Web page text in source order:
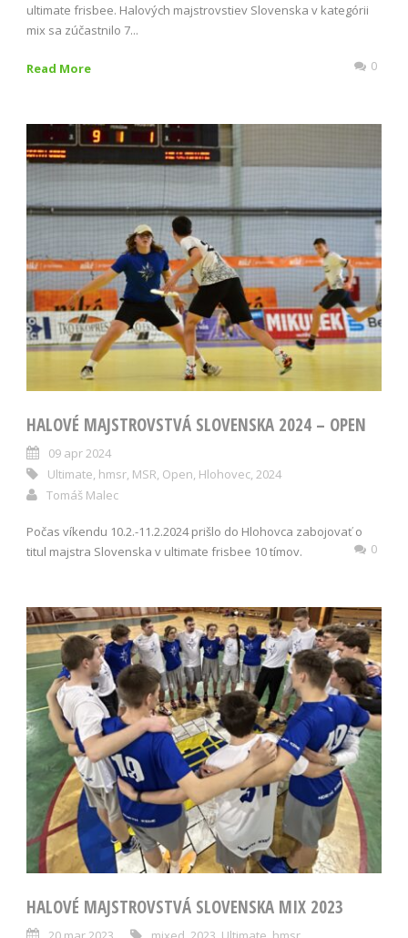
ultimate frisbee. Halových majstrovstiev Slovenska v kategórii
mix sa zúčastnilo 7...
Read More 0
HALOVÉ MAJSTROVSTVÁ SLOVENSKA 2024 – OPEN
09 apr 2024
Ultimate, hmsr, MSR, Open, Hlohovec, 2024
Tomáš Malec
Počas víkendu 10.2.-11.2.2024 prišlo do Hlohovca zabojovať o
titul majstra Slovenska v ultimate frisbee 10 tímov.
0
HALOVÉ MAJSTROVSTVÁ SLOVENSKA MIX 2023